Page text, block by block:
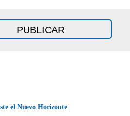
el Nuevo Horizonte